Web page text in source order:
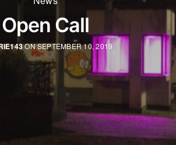
Open Call
ON SEPTEMBER 10, 2019